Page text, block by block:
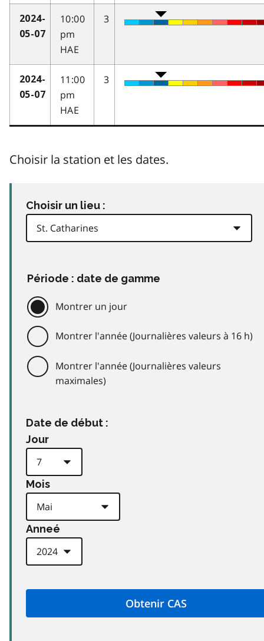
2024-
05-07
10:00
pm
HAE
3
2024-
05-07
11:00
pm
HAE
3
Choisir la station et les dates.
Choisir un lieu :
Période : date de gamme
Montrer un jour
Montrer l'année (Journalières valeurs à 16 h)
Montrer l'année (Journalières valeurs
maximales)
Date de début :
Jour
Mois
Anneé